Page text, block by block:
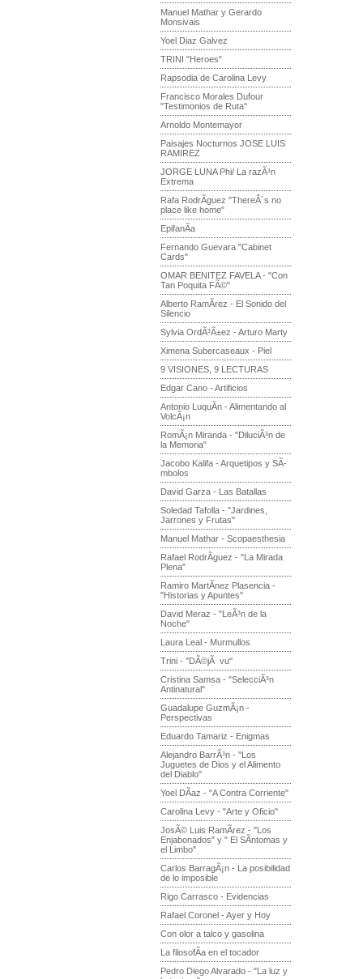
Manuel Mathar y Gerardo
Monsivais
Yoel Diaz Galvez
TRINI "Heroes"
Rapsodia de Carolina Levy
Francisco Morales Dufour
"Testimonios de Ruta"
Arnoldo Montemayor
Paisajes Nocturnos JOSE LUIS
RAMIREZ
JORGE LUNA Phi/ La razÃ³n
Extrema
Rafa RodrÃ­guez "ThereÂ´s no
place like home"
EpifanÃ­a
Fernando Guevara "Cabinet
Cards"
OMAR BENITEZ FAVELA - "Con
Tan Poquita FÃ©"
Alberto RamÃ­rez - El Sonido del
Silencio
Sylvia OrdÃ³Ã±ez - Arturo Marty
Ximena Subercaseaux - Piel
9 VISIONES, 9 LECTURAS
Edgar Cano - Artificios
Antonio LuquÃ­n - Alimentando al
VolcÃ¡n
RomÃ¡n Miranda - "DiluciÃ³n de
la Memoria"
Jacobo Kalifa - Arquetipos y SÃ­
mbolos
David Garza - Las Batallas
Soledad Tafolla - "Jardines,
Jarrones y Frutas"
Manuel Mathar - Scopaesthesia
Rafael RodrÃ­guez - "La Mirada
Plena"
Ramiro MartÃ­nez Plasencia -
"Historias y Apuntes"
David Meraz - "LeÃ³n de la
Noche"
Laura Leal - Murmullos
Trini - "DÃ©jÃ vu"
Cristina Samsa - "SelecciÃ³n
Antinatural"
Guadalupe GuzmÃ¡n -
Perspectivas
Eduardo Tamariz - Enigmas
Alejandro BarrÃ³n - "Los
Juguetes de Dios y el Alimento
del Diablo"
Yoel DÃ­az - "A Contra Corriente"
Carolina Levy - "Arte y Oficio"
JosÃ© Luis RamÃ­rez - "Los
Enjabonados" y " El SÃ­ntomas y
el Limbo"
Carlos BarragÃ¡n - La posibilidad
de lo imposible
Rigo Carrasco - Evidencias
Rafael Coronel - Ayer y Hoy
Con olor a talco y gasolina
La filosofÃ­a en el tocador
Pedro Diego Alvarado - "La luz y